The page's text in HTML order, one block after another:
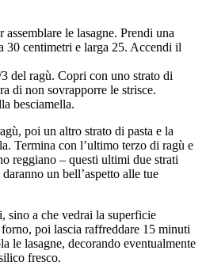
le lasagne. Prendi una
30 centimetri e larga 25. Accendi il
del ragù. Copri con uno strato di
di non sovrapporre le strisce.
besciamella.
poi un altro strato di pasta e la
Termina con l’ultimo terzo di ragù e
reggiano – questi ultimi due strati
un bell’aspetto alle tue
sino a che vedrai la superficie
poi lascia raffreddare 15 minuti
le lasagne, decorando eventualmente
fresco.